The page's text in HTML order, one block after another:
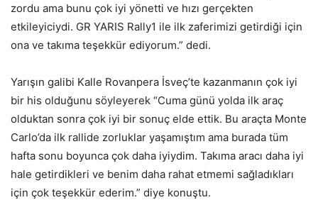
zordu ama bunu çok iyi yönetti ve hızı gerçekten
etkileyiciydi. GR YARIS Rally1 ile ilk zaferimizi getirdiği için
ona ve takıma teşekkür ediyorum.” dedi.
Yarışın galibi Kalle Rovanpera İsveç’te kazanmanın çok iyi
bir his olduğunu söyleyerek “Cuma günü yolda ilk araç
olduktan sonra çok iyi bir sonuç elde ettik. Bu araçta Monte
Carlo’da ilk rallide zorluklar yaşamıştım ama burada tüm
hafta sonu boyunca çok daha iyiydim. Takıma aracı daha iyi
hale getirdikleri ve benim daha rahat etmemi sağladıkları
için çok teşekkür ederim.” diye konuştu.